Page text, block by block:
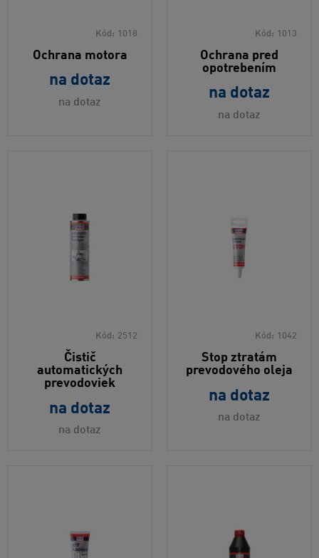
Kód: 1018
Ochrana motora
na dotaz
na dotaz
Kód: 1013
Ochrana pred
opotrebením
na dotaz
na dotaz
Kód: 2512
Čistič
automatických
prevodoviek
na dotaz
na dotaz
Kód: 1042
Stop ztratám
prevodového oleja
na dotaz
na dotaz